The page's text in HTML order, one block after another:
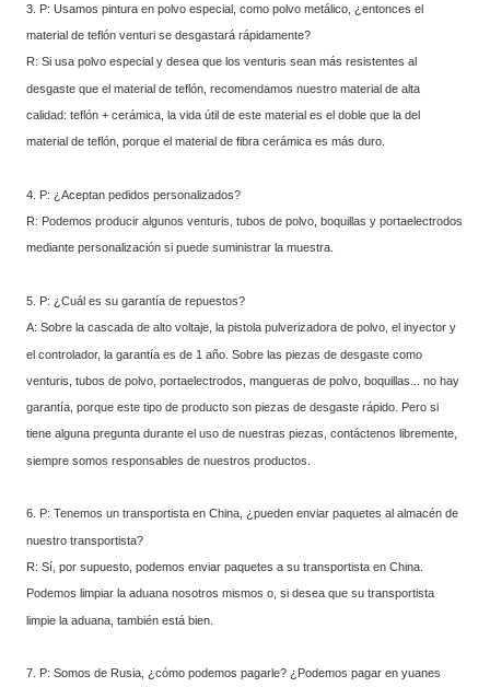
3. P: Usamos pintura en polvo especial, como polvo metálico, ¿entonces el
material de teflón venturi se desgastará rápidamente?
R: Si usa polvo especial y desea que los venturis sean más resistentes al
desgaste que el material de teflón, recomendamos nuestro material de alta
calidad: teflón + cerámica, la vida útil de este material es el doble que la del
material de teflón, porque el material de fibra cerámica es más duro.
4. P: ¿Aceptan pedidos personalizados?
R: Podemos producir algunos venturis, tubos de polvo, boquillas y portaelectrodos
mediante personalización si puede suministrar la muestra.
5. P: ¿Cuál es su garantía de repuestos?
A: Sobre la cascada de alto voltaje, la pistola pulverizadora de polvo, el inyector y
el controlador, la garantía es de 1 año. Sobre las piezas de desgaste como
venturis, tubos de polvo, portaelectrodos, mangueras de polvo, boquillas... no hay
garantía, porque este tipo de producto son piezas de desgaste rápido. Pero si
tiene alguna pregunta durante el uso de nuestras piezas, contáctenos libremente,
siempre somos responsables de nuestros productos.
6. P: Tenemos un transportista en China, ¿pueden enviar paquetes al almacén de
nuestro transportista?
R: Sí, por supuesto, podemos enviar paquetes a su transportista en China.
Podemos limpiar la aduana nosotros mismos o, si desea que su transportista
limpie la aduana, también está bien.
7. P: Somos de Rusia, ¿cómo podemos pagarle? ¿Podemos pagar en yuanes